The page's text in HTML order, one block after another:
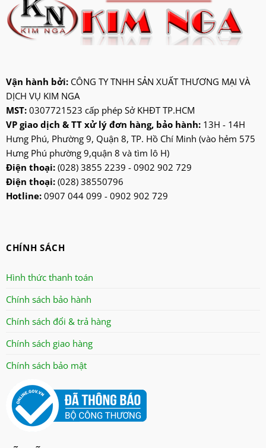
ifan
jatec
jiplai
kangaroo
kangen
kdk
ktp
lifan
Mitsubishi
nanoco
ninosun
oulai
Panasonic
robot
senko
sharp
sunhouse
superwin
tiger
Vận hành bởi: CÔNG TY TNHH SẢN XUẤT THƯƠNG MẠI VÀ
DỊCH VỤ KIM NGA
MST: 0307721523 cấp phép Sở KHĐT TP.HCM
VP giao dịch & TT xử lý đơn hàng, bảo hành:13H - 14H
Hưng Phú, Phường 9, Quận 8, TP. Hồ Chí Minh (vào hẻm 575
Hưng Phú phường 9,quận 8 và tìm lô H)
Điện thoại: (028) 3855 2239 - 0902 902 729
Điện thoại: (028) 38550796
Hotline:0907 044 099 - 0902 902 729
CHÍNH SÁCH
Hình thức thanh toán
Chính sách bảo hành
Chính sách đổi & trả hàng
Chính sách giao hàng
Chính sách bảo mật